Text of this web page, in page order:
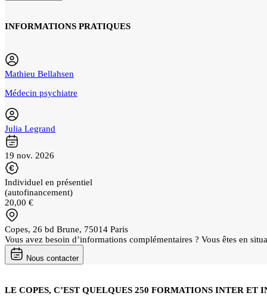
INFORMATIONS PRATIQUES
Mathieu Bellahsen
Médecin psychiatre
Julia Legrand
19 nov. 2026
Individuel en présentiel
(autofinancement)
20,00 €
Copes, 26 bd Brune, 75014 Paris
Vous avez besoin d’informations complémentaires ? Vous êtes en
Nous contacter
LE COPES, C’EST QUELQUES 250 FORMATIONS INTER ET